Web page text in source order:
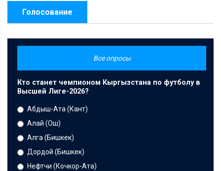
Голосование
Все опросы
Кто станет чемпионом Кыргызстана по футболу в
Высшей Лиге-2026?
Абдыш-Ата (Кант)
Алай (Ош)
Алга (Бишкек)
Дордой (Бишкек)
Нефтчи (Кочкор-Ата)